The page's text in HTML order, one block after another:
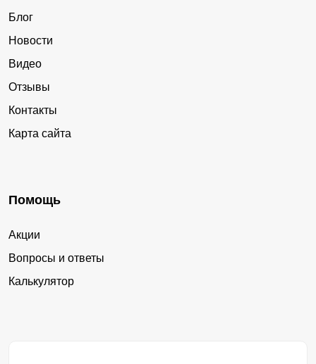
Блог
Новости
Видео
Отзывы
Контакты
Карта сайта
Помощь
Акции
Вопросы и ответы
Калькулятор